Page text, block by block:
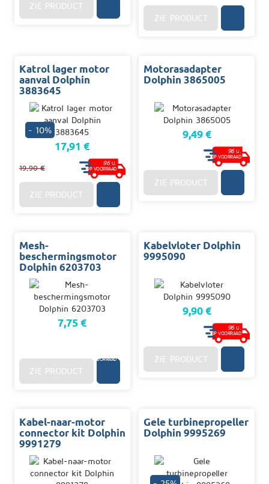
ZIE PRODUCT
ZIE PRODUCT
Katrol lager motor
aanval Dolphin
3883645
- 10%
17,91 €
19,90 €
96 U.
OP VOORRAAD
ZIE PRODUCT
Motorasadapter
Dolphin 3865005
9,49 €
96U.
OP VOORRAAD
ZIE PRODUCT
Mesh-
beschermingsmotor
Dolphin 6203703
7,75 €
VOORRAAD
ZIE PRODUCT
Kabelvloter Dolphin
9995090
9,90 €
96U.
OP VOORRAAD
ZIE PRODUCT
Kabel-naar-motor
connector kit Dolphin
9991279
Gele turbinepropeller
Dolphin 9995269